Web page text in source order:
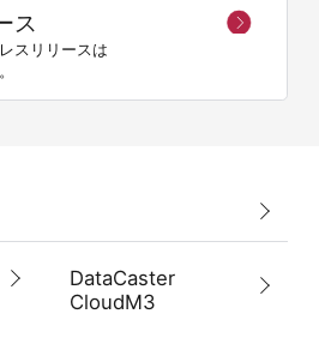
ス
スリリースは
DataCaster
CloudM3